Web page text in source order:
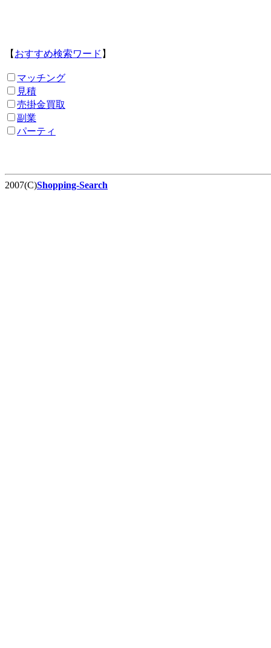
【 おすすめ検索ワード 】
マッチング
見積
売掛金買取
副業
パーティ
2007(C)Shopping-Search